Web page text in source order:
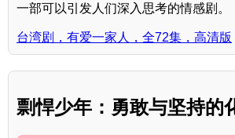
一部可以引发人们深入思考的情感剧。
台湾剧，有爱一家人，全72集，高清版
剽悍少年：勇敢与坚持的